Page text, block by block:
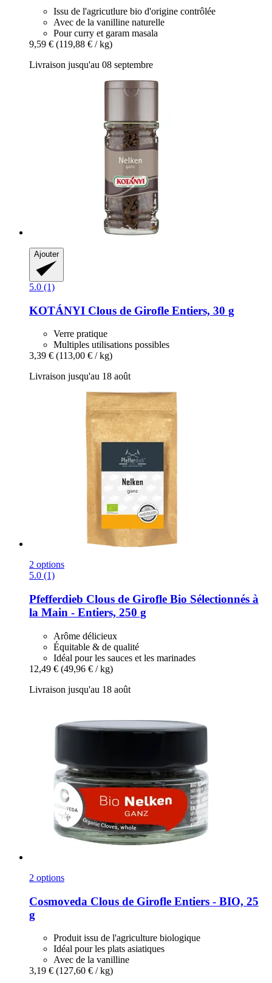
Issu de l'agricutlure bio d'origine contrôlée
Avec de la vanilline naturelle
Pour curry et garam masala
9,59 € (119,88 € / kg)
Livraison jusqu'au 08 septembre
Ajouter
5.0 (1)
KOTÁNYI Clous de Girofle Entiers, 30 g
Verre pratique
Multiples utilisations possibles
3,39 € (113,00 € / kg)
Livraison jusqu'au 18 août
2 options
5.0 (1)
Pfefferdieb Clous de Girofle Bio Sélectionnés à
la Main -​ Entiers, 250 g
Arôme délicieux
Équitable & de qualité
Idéal pour les sauces et les marinades
12,49 € (49,96 € / kg)
Livraison jusqu'au 18 août
2 options
Cosmoveda Clous de Girofle Entiers -​ BIO, 25
g
Produit issu de l'agriculture biologique
Idéal pour les plats asiatiques
Avec de la vanilline
3,19 € (127,60 € / kg)